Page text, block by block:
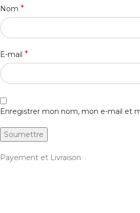
Nom *
E-mail *
Enregistrer mon nom, mon e-mail et
Payement et Livraison